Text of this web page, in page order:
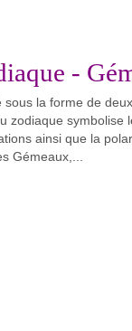
-
la forme de
zodiaque symbolise
ainsi que la
Gémeaux,...